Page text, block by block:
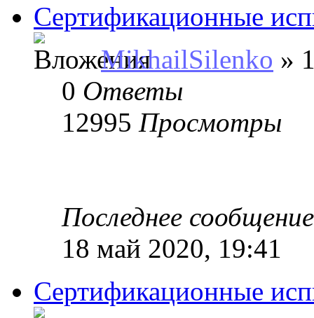
Сертификационные
MikhailSilenko »
0 Ответы
12995 Просмотры
Последнее
18 май 2020, 19:41
Сертификационные